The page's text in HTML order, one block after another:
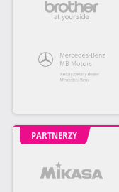
PARTNERZY